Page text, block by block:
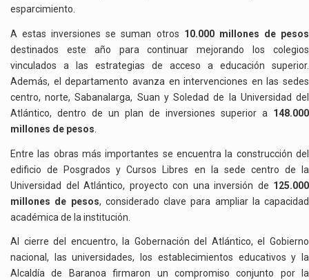
esparcimiento.
A estas inversiones se suman otros 10.000 millones de pesos
destinados este año para continuar mejorando los colegios
vinculados a las estrategias de acceso a educación superior.
Además, el departamento avanza en intervenciones en las sedes
centro, norte, Sabanalarga, Suan y Soledad de la Universidad del
Atlántico, dentro de un plan de inversiones superior a 148.000
millones de pesos
Entre las obras más importantes se encuentra la construcción del
edificio de Posgrados y Cursos Libres en la sede centro de la
Universidad del Atlántico, proyecto con una inversión de 125.000
millones de pesos, considerado clave para ampliar la capacidad
académica de la institución.
Al cierre del encuentro, la Gobernación del Atlántico, el Gobierno
nacional, las universidades, los establecimientos educativos y la
Alcaldía de Baranoa firmaron un compromiso conjunto por la